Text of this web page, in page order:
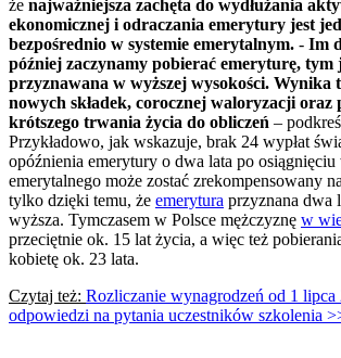
że najważniejsza zachęta do wydłużania
ekonomicznej i odraczania emerytury jest
bezpośrednio w systemie emerytalnym. - Im
później zaczynamy pobierać emeryturę, tym
przyznawana w wyższej wysokości. Wynika
nowych składek, corocznej waloryzacji
krótszego trwania życia do obliczeń –
Przykładowo, jak wskazuje, brak 24 wypłat
opóźnienia emerytury o dwa lata po
emerytalnego może zostać zrekompensowany
tylko dzięki temu, że emerytura przyznana dwa
wyższa. Tymczasem w Polsce mężczyznę w
przeciętnie ok. 15 lat życia, a więc też
kobietę ok. 23 lata.
Czytaj też: Rozliczanie wynagrodzeń od 1 lipca
odpowiedzi na pytania uczestników szkolenia